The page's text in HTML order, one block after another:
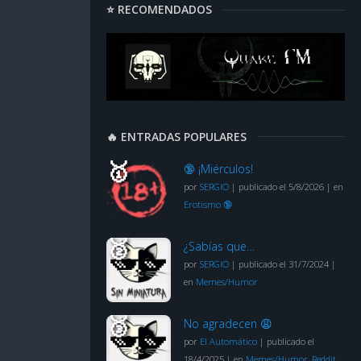
⭐ RECOMENDADOS
🔥 ENTRADAS POPULARES
🔞 ¡Miérculos!
por SERGIO | publicado el 5/8/2026 | en
Erotismo 🔞
¿Sabías que…
por SERGIO | publicado el 31/7/2024 |
en Memes/Humor
No agradecen 😩
por El Automático | publicado el